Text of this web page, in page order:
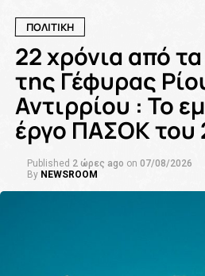
ΠΟΛΙΤΙΚΗ
22 χρόνια από τα
της Γέφυρας
Αντιρρίου : Το
έργο ΠΑΣΟΚ του
Published 2 ώρες ago on 07/08/2026
By NEWSROOM